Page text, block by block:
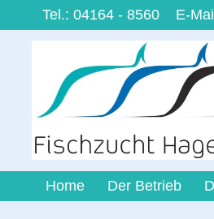
Tel.: 04164 - 8560 E-
Home Der Betrieb